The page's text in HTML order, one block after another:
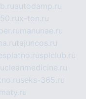
autodamp.ru
x-ton.ru
manunae.ru
tajuncos.ru
splclub.ru
cleanmedicine.ru
seks-365.ru